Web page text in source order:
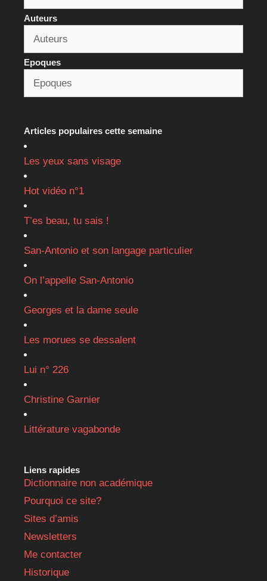
Auteurs
Epoques
Articles populaires cette semaine
Les yeux sans visage
Hot vidéo n°1
T’es beau, tu sais !
San-Antonio et son langage particulier
On l’appelle San-Antonio
Georges et la dame seule
Les morues se dessalent
Lui n° 226
Christine Garnier
Littérature vagabonde
Liens rapides
Dictionnaire non académique
Pourquoi ce site?
Sites d’amis
Newsletters
Me contacter
Historique